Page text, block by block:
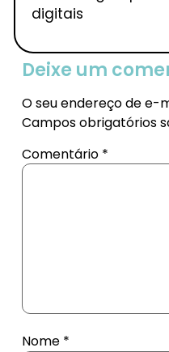
digitais
Deixe um
O seu endereço de e-
Campos obrigatórios
Comentário *
Nome *